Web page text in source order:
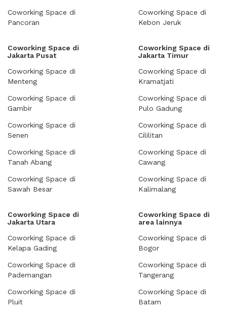
Coworking Space di
Pancoran
Coworking Space di
Kebon Jeruk
Coworking Space di
Jakarta Pusat
Coworking Space di
Menteng
Coworking Space di
Gambir
Coworking Space di
Senen
Coworking Space di
Tanah Abang
Coworking Space di
Sawah Besar
Coworking Space di
Jakarta Timur
Coworking Space di
Kramatjati
Coworking Space di
Pulo Gadung
Coworking Space di
Cililitan
Coworking Space di
Cawang
Coworking Space di
Kalimalang
Coworking Space di
Jakarta Utara
Coworking Space di
Kelapa Gading
Coworking Space di
Pademangan
Coworking Space di
Pluit
Coworking Space di
area lainnya
Coworking Space di
Bogor
Coworking Space di
Tangerang
Coworking Space di
Batam